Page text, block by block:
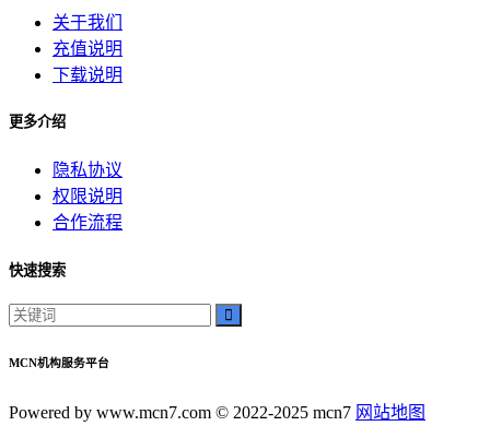
关于我们
充值说明
下载说明
更多介绍
隐私协议
权限说明
合作流程
快速搜索
MCN机构服务平台
Powered by www.mcn7.com © 2022-2025 mcn7 网站地图